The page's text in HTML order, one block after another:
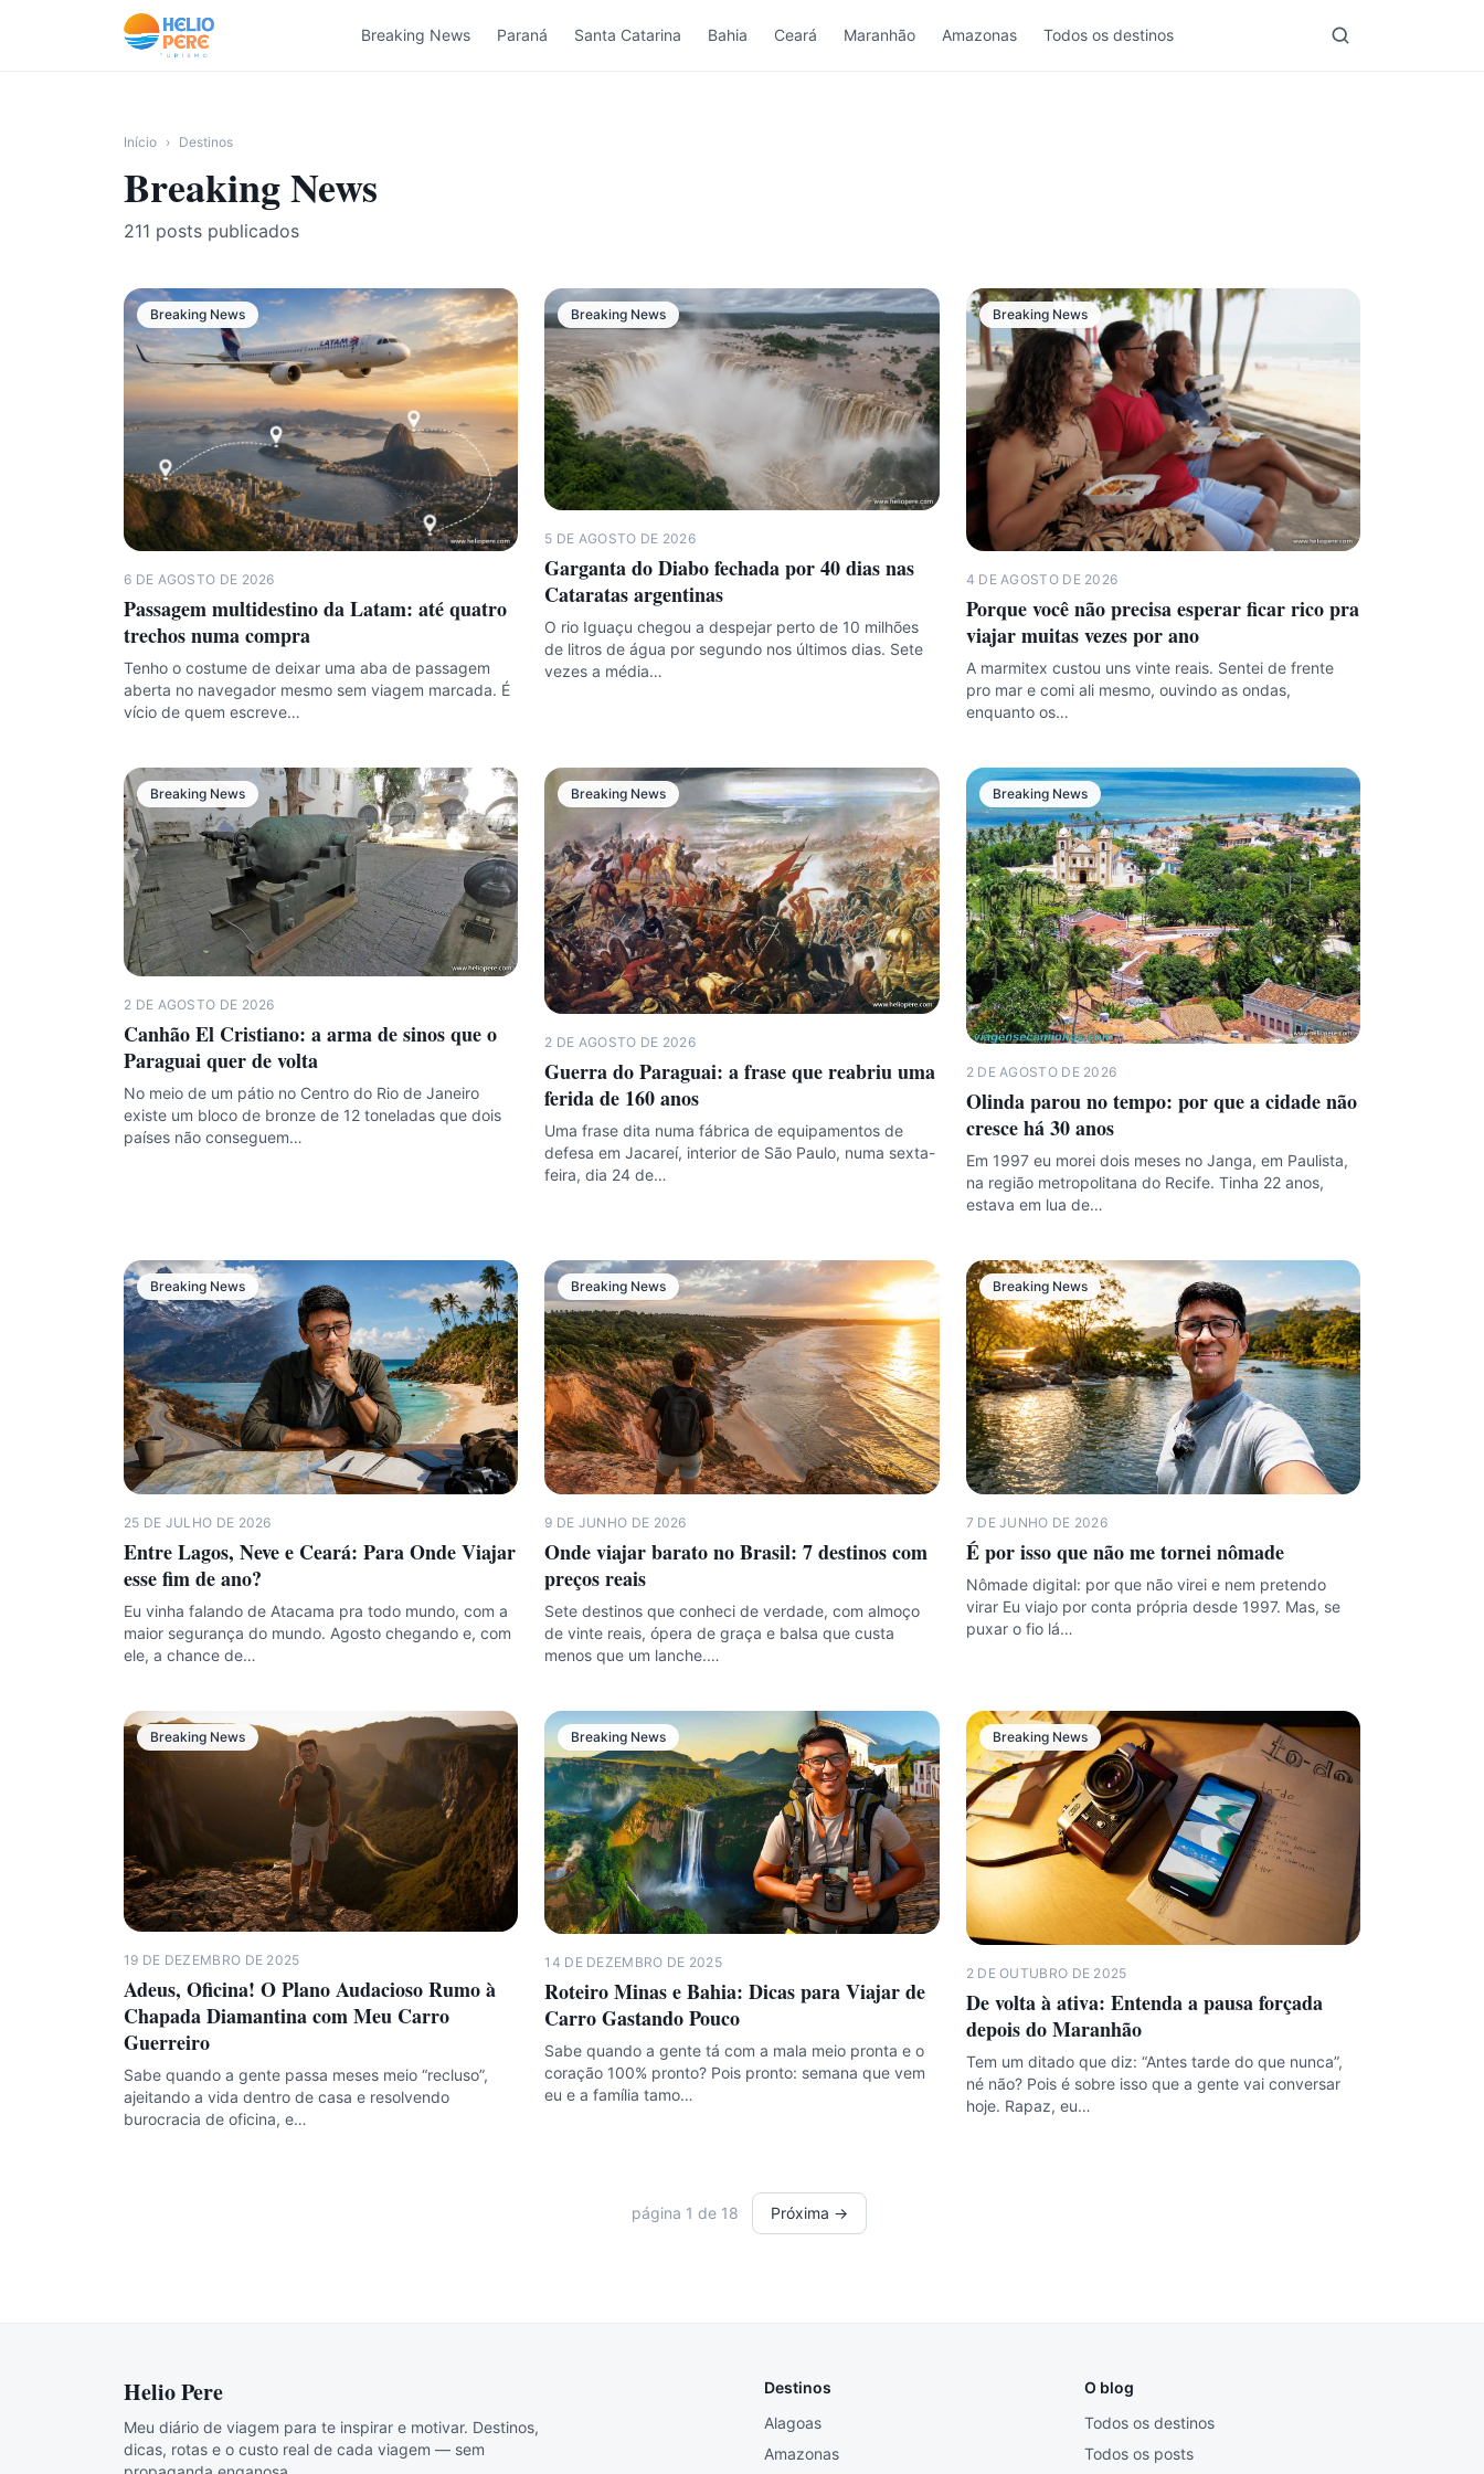
Pular para o conteúdo
Breaking News Paraná Santa Catarina Bahia Ceará Maranhão Amazonas Todos os destinos
Início › Destinos
Breaking News
211 posts publicados
Breaking News
6 DE AGOSTO DE 2026
Passagem multidestino da Latam: até quatro
trechos numa compra
Tenho o costume de deixar uma aba de passagem
aberta no navegador mesmo sem viagem marcada. É
vício de quem escreve…
Breaking News
5 DE AGOSTO DE 2026
Garganta do Diabo fechada por 40 dias nas
Cataratas argentinas
O rio Iguaçu chegou a despejar perto de 10 milhões
de litros de água por segundo nos últimos dias. Sete
vezes a média…
Breaking News
4 DE AGOSTO DE 2026
Porque você não precisa esperar ficar rico pra
viajar muitas vezes por ano
A marmitex custou uns vinte reais. Sentei de frente
pro mar e comi ali mesmo, ouvindo as ondas,
enquanto os…
Breaking News
2 DE AGOSTO DE 2026
Canhão El Cristiano: a arma de sinos que o
Paraguai quer de volta
No meio de um pátio no Centro do Rio de Janeiro
existe um bloco de bronze de 12 toneladas que dois
países não conseguem…
Breaking News
2 DE AGOSTO DE 2026
Guerra do Paraguai: a frase que reabriu uma
ferida de 160 anos
Uma frase dita numa fábrica de equipamentos de
defesa em Jacareí, interior de São Paulo, numa sexta-
feira, dia 24 de…
Breaking News
2 DE AGOSTO DE 2026
Olinda parou no tempo: por que a cidade não
cresce há 30 anos
Em 1997 eu morei dois meses no Janga, em Paulista,
na região metropolitana do Recife. Tinha 22 anos,
estava em lua de…
Breaking News
25 DE JULHO DE 2026
Entre Lagos, Neve e Ceará: Para Onde Viajar
esse fim de ano?
Eu vinha falando de Atacama pra todo mundo, com a
maior segurança do mundo. Agosto chegando e, com
ele, a chance de…
Breaking News
9 DE JUNHO DE 2026
Onde viajar barato no Brasil: 7 destinos com
preços reais
Sete destinos que conheci de verdade, com almoço
de vinte reais, ópera de graça e balsa que custa
menos que um lanche.…
Breaking News
7 DE JUNHO DE 2026
É por isso que não me tornei nômade
Nômade digital: por que não virei e nem pretendo
virar Eu viajo por conta própria desde 1997. Mas, se
puxar o fio lá…
Breaking News
19 DE DEZEMBRO DE 2025
Adeus, Oficina! O Plano Audacioso Rumo à
Chapada Diamantina com Meu Carro
Guerreiro
Sabe quando a gente passa meses meio “recluso”,
ajeitando a vida dentro de casa e resolvendo
burocracia de oficina, e…
Breaking News
14 DE DEZEMBRO DE 2025
Roteiro Minas e Bahia: Dicas para Viajar de
Carro Gastando Pouco
Sabe quando a gente tá com a mala meio pronta e o
coração 100% pronto? Pois pronto: semana que vem
eu e a família tamo…
Breaking News
2 DE OUTUBRO DE 2025
De volta à ativa: Entenda a pausa forçada
depois do Maranhão
Tem um ditado que diz: “Antes tarde do que nunca”,
né não? Pois é sobre isso que a gente vai conversar
hoje. Rapaz, eu…
página 1 de 18 Próxima →
Helio Pere
Meu diário de viagem para te inspirar e motivar. Destinos,
dicas, rotas e o custo real de cada viagem — sem
Destinos
Alagoas
Amazonas
O blog
Todos os destinos
Todos os posts